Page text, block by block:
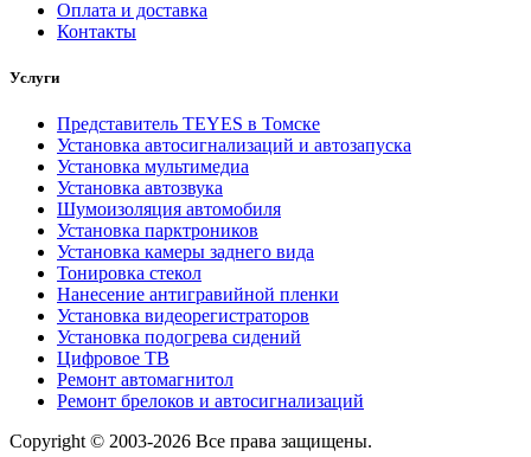
Оплата и доставка
Контакты
Услуги
Представитель TEYES в Томске
Установка автосигнализаций и автозапуска
Установка мультимедиа
Установка автозвука
Шумоизоляция автомобиля
Установка парктроников
Установка камеры заднего вида
Тонировка стекол
Нанесение антигравийной пленки
Установка видеорегистраторов
Установка подогрева сидений
Цифровое ТВ
Ремонт автомагнитол
Ремонт брелоков и автосигнализаций
Copyright © 2003-2026 Все права защищены.